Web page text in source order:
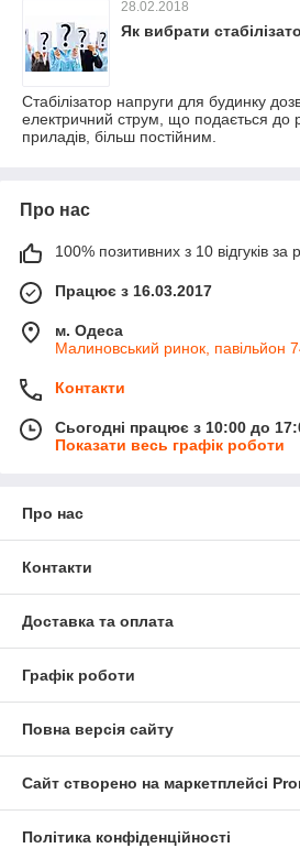
28.02.2018
Як вибрати
Стабілізатор напруги для будинку
електричний струм, що подається до
приладів, більш постійним.
Про нас
100% позитивних з 10 відгуків за
Працює з 16.03.2017
м. Одеса
Малиновський ринок, павільйон
Контакти
Сьогодні працює з 10:00 до
Показати весь графік роботи
Про нас
Контакти
Доставка та оплата
Графік роботи
Повна версія сайту
Сайт створено на маркетплейсі
Політика конфіденційності